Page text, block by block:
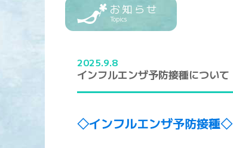
お知らせ
Topics
2025.9.8
インフルエンザ予防接種について
◇インフルエンザ予防接種◇